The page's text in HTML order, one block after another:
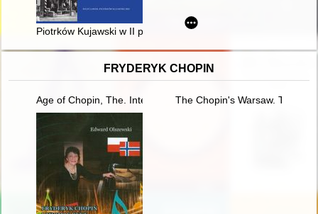
Piotrków Kujawski w II połowie XIX wieku (do 1914 r.)
FRYDERYK CHOPIN
Age of Chopin, The. Interdisciplinary inquiries
The Chopin's Warsaw. The